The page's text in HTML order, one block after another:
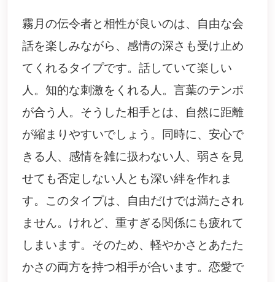
霧月の伝令者と相性が良いのは、自由な会
話を楽しみながら、感情の深さも受け止め
てくれるタイプです。話していて楽しい
人。知的な刺激をくれる人。言葉のテンポ
が合う人。そうした相手とは、自然に距離
が縮まりやすいでしょう。同時に、安心で
きる人、感情を雑に扱わない人、弱さを見
せても否定しない人とも深い絆を作れま
す。このタイプは、自由だけでは満たされ
ません。けれど、重すぎる関係にも疲れて
しまいます。そのため、軽やかさとあたた
かさの両方を持つ相手が合います。恋愛で